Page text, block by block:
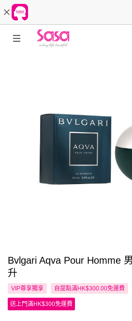
Bvlgari Aqva Pour Homme
升
VIP尊享獨享 自提點滿HK$300.00免運費
送上門滿HK$300免運費